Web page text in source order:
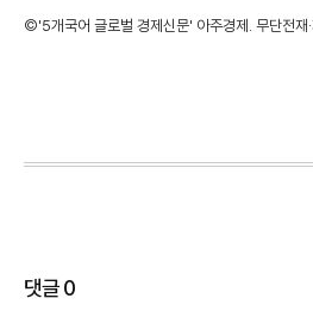
©'5개국어 글로벌 경제신문' 아주경제. 무단전재·
댓글0